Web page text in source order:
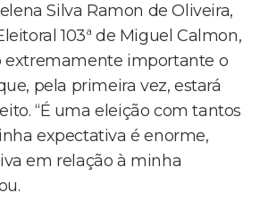
Silva Ramon de Oliveira,
103ª de Miguel Calmon,
extremamente importante o
pela primeira vez, estará
“É uma eleição com tantos
expectativa é enorme,
em relação à minha